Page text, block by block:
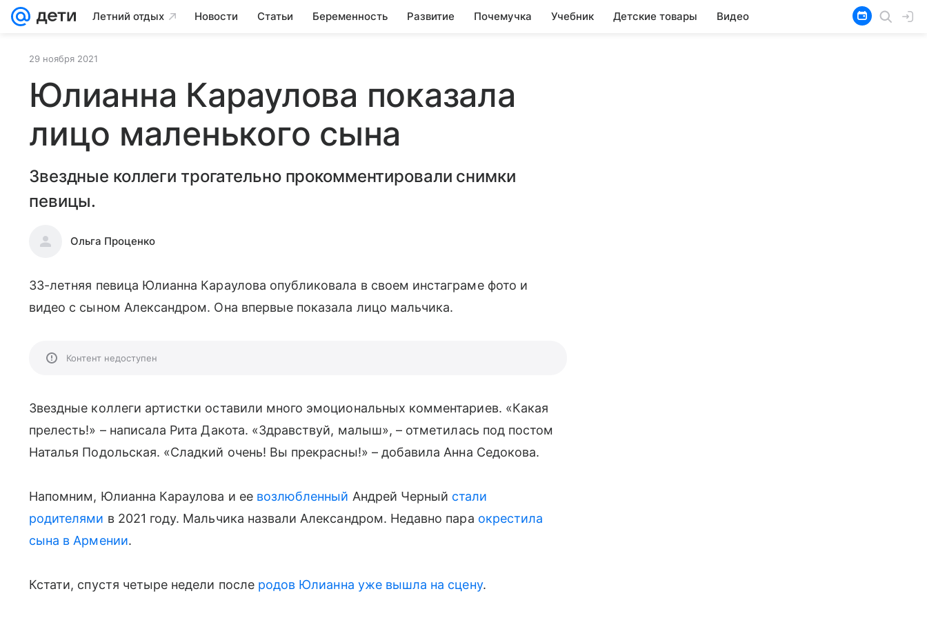
Летний отдых Новости Статьи Беременность Развитие Почемучка Учебник Детские товары Видео
29 ноября 2021
Юлианна Караулова показала
лицо маленького сына
Звездные коллеги трогательно прокомментировали снимки
певицы.
Ольга Проценко
33-летняя певица Юлианна Караулова опубликовала в своем инстаграме фото и
видео с сыном Александром. Она впервые показала лицо мальчика.
Контент недоступен
Звездные коллеги артистки оставили много эмоциональных комментариев. «Какая
прелесть!» – написала Рита Дакота. «Здравствуй, малыш», – отметилась под постом
Наталья Подольская. «Сладкий очень! Вы прекрасны!» – добавила Анна Седокова.
Напомним, Юлианна Караулова и ее возлюбленный Андрей Черный стали
родителями в 2021 году. Мальчика назвали Александром. Недавно пара окрестила
сына в Армении.
Кстати, спустя четыре недели после родов Юлианна уже вышла на сцену.